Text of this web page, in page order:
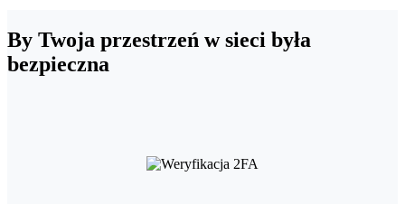
By Twoja przestrzeń w sieci była
bezpieczna